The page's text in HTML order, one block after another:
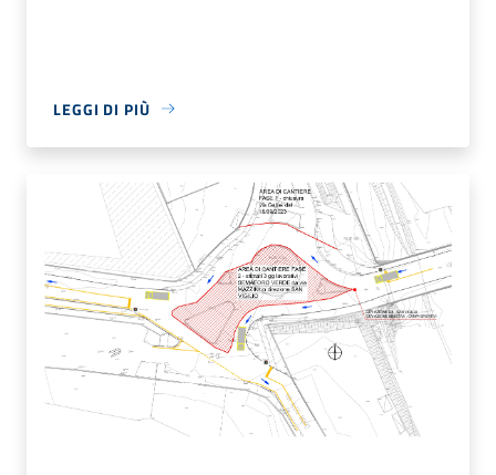
LEGGI DI PIÙ